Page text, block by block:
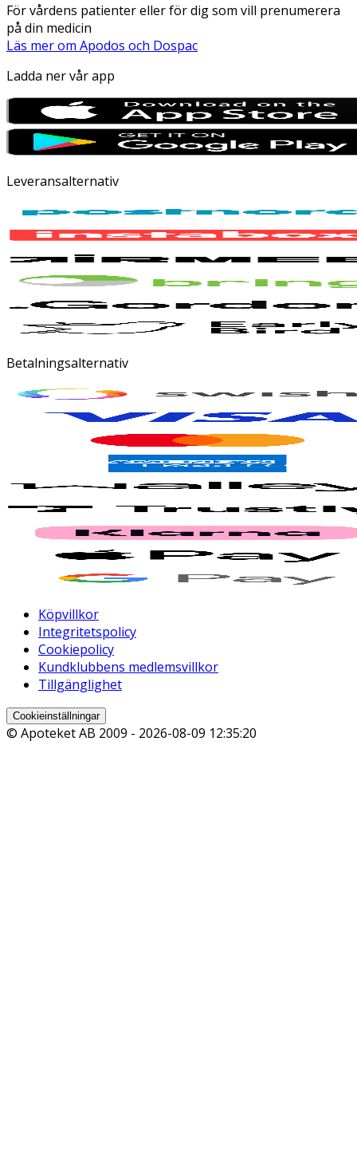
För vårdens patienter eller för dig som vill prenumerera
på din medicin
Läs mer om Apodos och Dospac
Ladda ner vår app
Leveransalternativ
Betalningsalternativ
Köpvillkor
Integritetspolicy
Cookiepolicy
Kundklubbens medlemsvillkor
Tillgänglighet
Cookieinställningar
© Apoteket AB 2009 - 2026-08-09 12:35:20